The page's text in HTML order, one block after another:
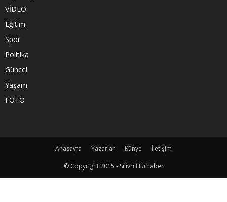
VİDEO
Eğitim
Spor
Politika
Güncel
Yaşam
FOTO
Anasayfa Yazarlar Künye
İletişim
© Copyright 2015 - Silivri Hürhaber